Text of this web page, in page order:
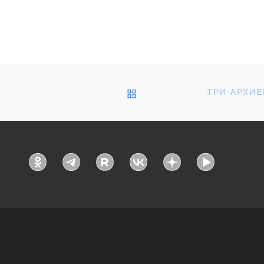
ОБРАТНО К СПИСКУ